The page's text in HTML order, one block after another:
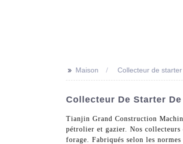
>> Maison Collecteur de
Collecteur De Starter
Tianjin Grand Construction
pétrolier et gazier. Nos collecteurs
forage. Fabriqués selon les